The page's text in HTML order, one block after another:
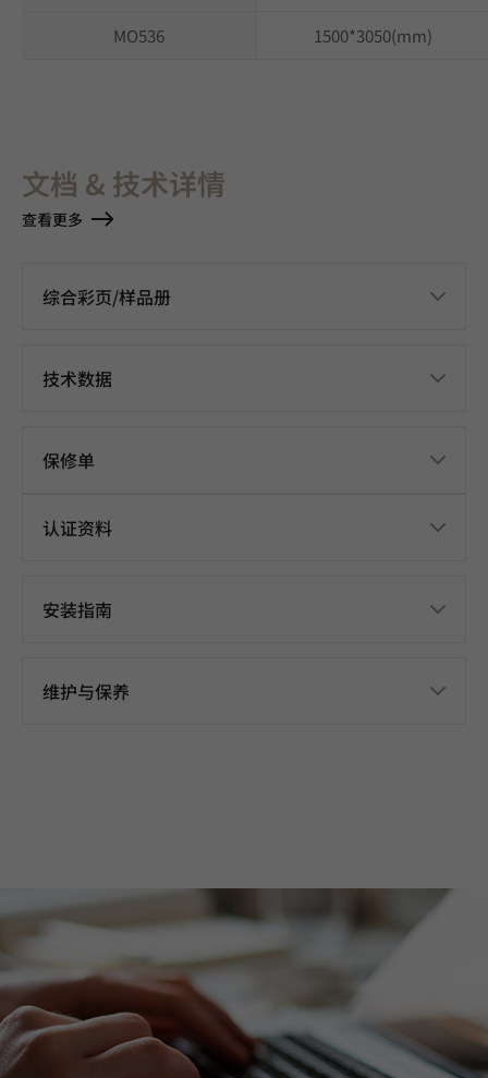
MO536 1500*3050(mm)
文档 & 技术详情
查看更多
综合彩页/样品册
技术数据
保修单
认证资料
安装指南
维护与保养